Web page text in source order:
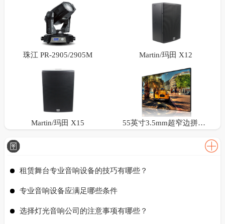
珠江 PR-2905/2905M Martin/玛田 X12
Martin/玛田 X15 55英寸3.5mm超窄边拼接屏
租赁舞台专业音响设备的技巧有哪些？
专业音响设备应满足哪些条件
选择灯光音响公司的注意事项有哪些？